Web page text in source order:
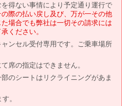
得ない事情により予定通り運行で
の際の払い戻し及び、万が一その他
場合でも弊社は一切その請求には
ください。
ンセル受付専用です。ご乗車場所
席の指定はできません。
のシートはリクライニングがあま
。